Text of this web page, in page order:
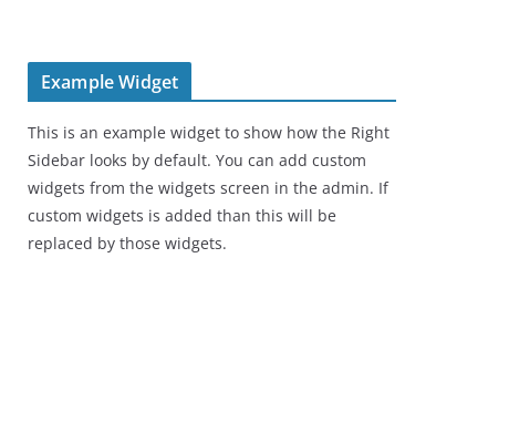
Example Widget
This is an example widget to show how the Right
Sidebar looks by default. You can add custom
widgets from the widgets screen in the admin. If
custom widgets is added than this will be
replaced by those widgets.